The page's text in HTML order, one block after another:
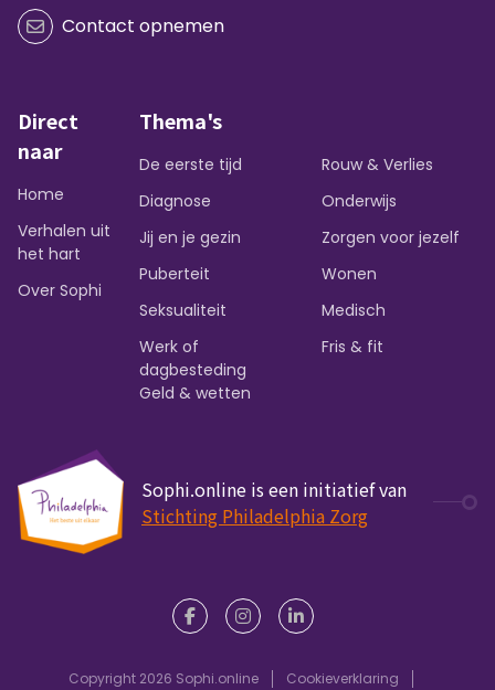
Contact opnemen
Direct
naar
Home
Verhalen uit
het hart
Over Sophi
Thema's
De eerste tijd
Diagnose
Jij en je gezin
Puberteit
Seksualiteit
Werk of
dagbesteding
Rouw & Verlies
Onderwijs
Zorgen voor jezelf
Wonen
Medisch
Fris & fit
Geld & wetten
Sophi.online is een initiatief van
Stichting Philadelphia Zorg
Copyright 2026 Sophi.online
Cookieverklaring